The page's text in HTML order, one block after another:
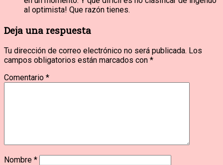
al optimista! Que razón tienes.
Deja una respuesta
Tu dirección de correo electrónico no será publicada. Los
campos obligatorios están marcados con *
Comentario *
Nombre *